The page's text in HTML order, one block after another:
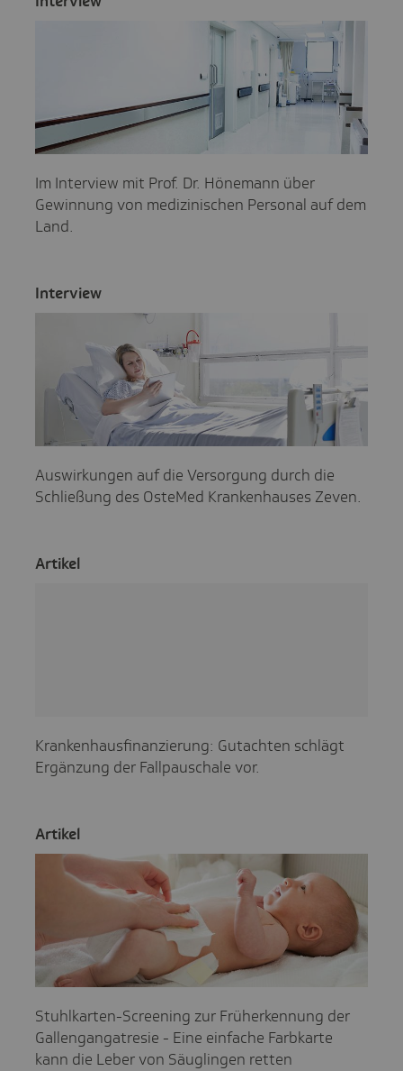
Im Interview mit Prof. Dr. Hönemann über
Gewinnung von medizinischen Personal auf dem
Land.
Inter­view
Auswirkungen auf die Versorgung durch die
Schließung des OsteMed Krankenhauses Zeven.
Artikel
Krankenhausfinanzierung: Gutachten schlägt
Ergänzung der Fallpauschale vor.
Artikel
Stuhlkarten-Screening zur Früherkennung der
Gallengangatresie - Eine einfache Farbkarte
kann die Leber von Säuglingen retten